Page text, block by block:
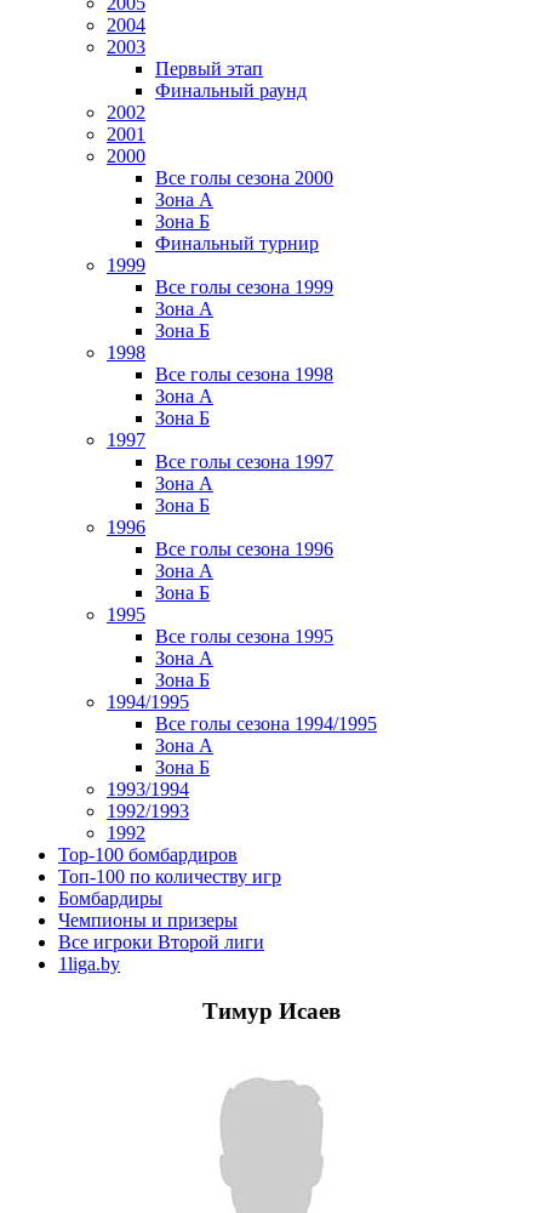
2004
2003
Первый этап
Финальный раунд
2002
2001
2000
Все голы сезона 2000
Зона А
Зона Б
Финальный турнир
1999
Все голы сезона 1999
Зона А
Зона Б
1998
Все голы сезона 1998
Зона А
Зона Б
1997
Все голы сезона 1997
Зона А
Зона Б
1996
Все голы сезона 1996
Зона А
Зона Б
1995
Все голы сезона 1995
Зона А
Зона Б
1994/1995
Все голы сезона 1994/1995
Зона А
Зона Б
1993/1994
1992/1993
1992
Top-100 бомбардиров
Топ-100 по количеству игр
Бомбардиры
Чемпионы и призеры
Все игроки Второй лиги
1liga.by
Тимур Исаев